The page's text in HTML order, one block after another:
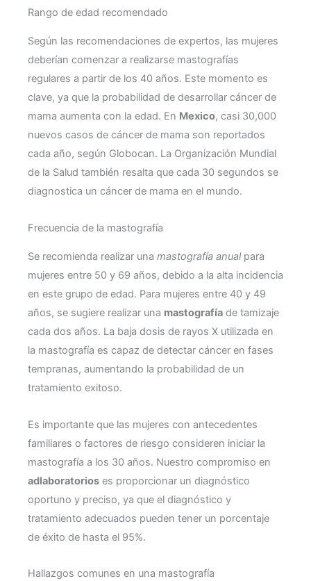
Rango de edad recomendado
Según las recomendaciones de expertos, las mujeres
deberían comenzar a realizarse mastografías
regulares a partir de los 40 años. Este momento es
clave, ya que la probabilidad de desarrollar cáncer de
mama aumenta con la edad. En Mexico, casi 30,000
nuevos casos de cáncer de mama son reportados
cada año, según Globocan. La Organización Mundial
de la Salud también resalta que cada 30 segundos se
diagnostica un cáncer de mama en el mundo.
Frecuencia de la mastografía
Se recomienda realizar una mastografía anualpara
mujeres entre 50 y 69 años, debido a la alta incidencia
en este grupo de edad. Para mujeres entre 40 y 49
años, se sugiere realizar una mastografía de tamizaje
cada dos años. La baja dosis de rayos X utilizada en
la mastografía es capaz de detectar cáncer en fases
tempranas, aumentando la probabilidad de un
tratamiento exitoso.
Es importante que las mujeres con antecedentes
familiares o factores de riesgo consideren iniciar la
mastografía a los 30 años. Nuestro compromiso en
adlaboratorios es proporcionar un diagnóstico
oportuno y preciso, ya que el diagnóstico y
tratamiento adecuados pueden tener un porcentaje
de éxito de hasta el 95%.
Hallazgos comunes en una mastografía